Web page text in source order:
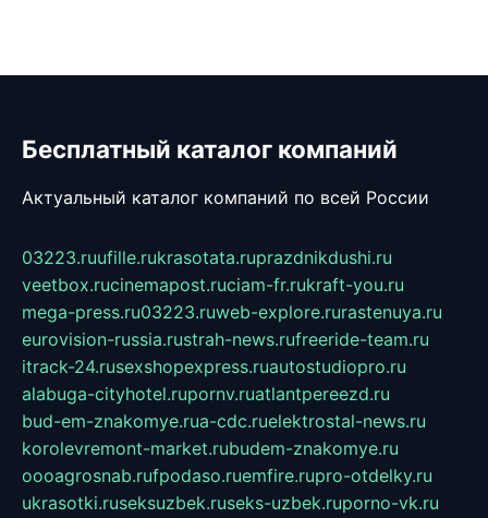
Бесплатный каталог компаний
Актуальный каталог компаний по всей России
03223.ruufille.rukrasotata.ruprazdnikdushi.ru
veetbox.rucinemapost.ruciam-fr.rukraft-you.ru
mega-press.ru03223.ruweb-explore.rurastenuya.ru
eurovision-russia.rustrah-news.rufreeride-team.ru
itrack-24.rusexshopexpress.ruautostudiopro.ru
alabuga-cityhotel.rupornv.ruatlantpereezd.ru
bud-em-znakomye.rua-cdc.ruelektrostal-news.ru
korolevremont-market.rubudem-znakomye.ru
oooagrosnab.rufpodaso.ruemfire.rupro-otdelky.ru
ukrasotki.ruseksuzbek.ruseks-uzbek.ruporno-vk.ru